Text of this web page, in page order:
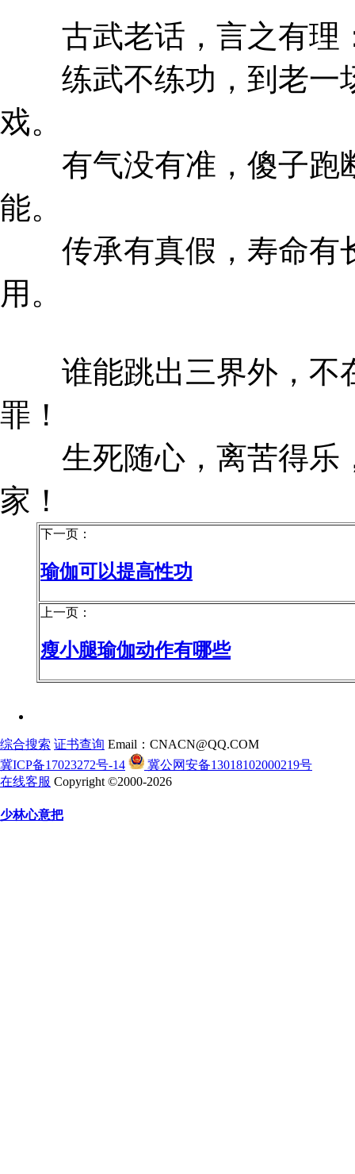
古武老话，言之有理
练武不练功，到老一
戏。
有气没有准，傻子跑
能。
传承有真假，寿命有
用。
谁能跳出三界外，不
罪！
生死随心，离苦得乐
家！
下一页：
瑜伽可以提高性功
上一页：
瘦小腿瑜伽动作有哪些
综合搜索 证书查询 Email：CNACN@QQ.COM
冀ICP备17023272号-14
冀公网安备13018102000219号
在线客服 Copyright ©2000-2026
少林心意把